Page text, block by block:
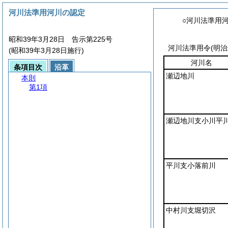
○河川法準用
河川法準用令(明
河川名
瀬辺地川
瀬辺地川支小川平川
平川支小落前川
中村川支堀切沢
河川法準用河川の認定
昭和39年3月28日 告示第225号
(昭和39年3月28日施行)
条項目次
沿革
本則
第1項